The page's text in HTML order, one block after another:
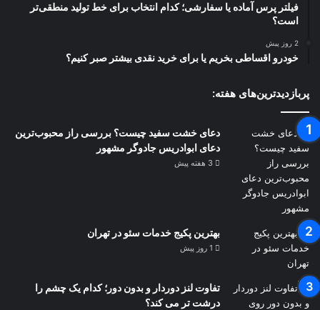
فیلتر پرس آماده یا سفارشی؛ کدام انتخاب برای خط تولید منطقی‌تر
است؟
2 روز پیش
خودرو اقساطی بخریم یا برای خرید نقدی بیشتر صبر کنیم؟
پربازدیدترین‌های هفته:
دعای خشت سفید چیست؟ بررسی راز محبوب‌ترین
دعای ابوادریس جادوگر مشهور
3 هفته پیش
بهترین پکیج خدمات سئو در تهران
1 روز پیش
تفاوت لنز دوردار و بدون دور؛ کدام یک چشم را
درشت تر می کند؟